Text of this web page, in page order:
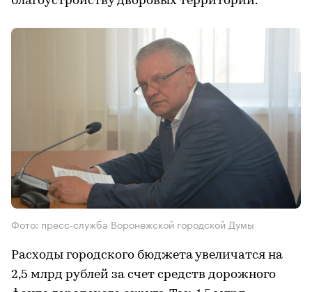
Фото: пресс-служба Воронежской городской Думы
Расходы городского бюджета увеличатся на
2,5 млрд рублей за счет средств дорожного